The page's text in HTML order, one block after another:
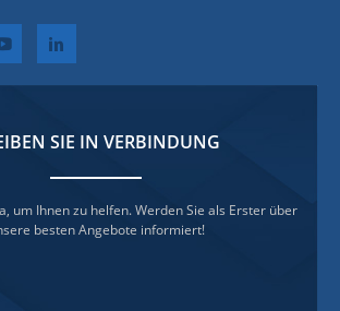
SIE IN VERBINDUNG
um Ihnen zu helfen. Werden Sie als Erster über
besten Angebote informiert!